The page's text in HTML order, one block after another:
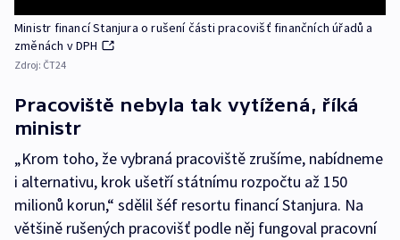
Ministr financí Stanjura o rušení části pracovišť finančních úřadů a
změnách v DPH
Zdroj: ČT24
Pracoviště nebyla tak vytížená, říká
ministr
„Krom toho, že vybraná pracoviště zrušíme, nabídneme
i alternativu, krok ušetří státnímu rozpočtu až 150
milionů korun,“ sdělil šéf resortu financí Stanjura. Na
většině rušených pracovišť podle něj fungoval pracovní